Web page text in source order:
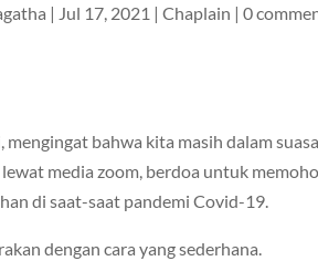
| Jul 17, 2021 |Chaplain |0
mengingat bahwa kita masih dalam
media zoom, berdoa untuk
di saat-saat pandemi Covid-19.
dengan cara yang sederhana.